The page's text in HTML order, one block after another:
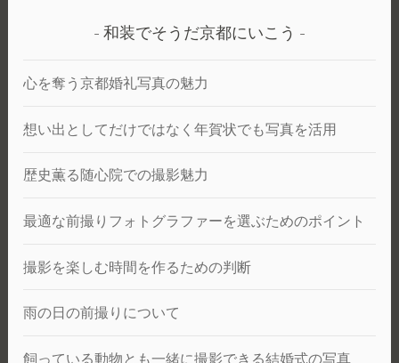
和装でそうだ京都にいこう
心を奪う京都婚礼写真の魅力
想い出としてだけではなく年賀状でも写真を活用
歴史薫る随心院での撮影魅力
最適な前撮りフォトグラファーを選ぶためのポイント
撮影を楽しむ時間を作るための判断
雨の日の前撮りについて
飼っている動物とも一緒に撮影できる結婚式の写真